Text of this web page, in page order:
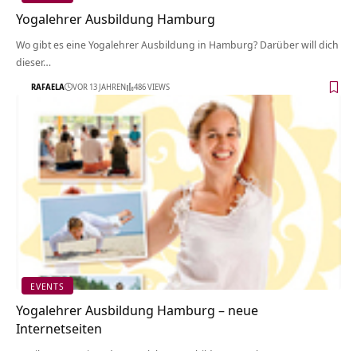
Yogalehrer Ausbildung Hamburg
Wo gibt es eine Yogalehrer Ausbildung in Hamburg? Darüber will dich
dieser…
RAFAELA VOR 13 JAHREN 486 VIEWS
EVENTS
Yogalehrer Ausbildung Hamburg – neue
Internetseiten